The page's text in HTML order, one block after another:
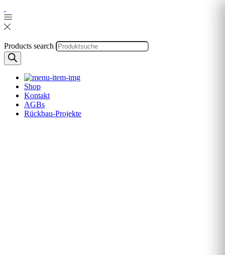
Products search
Shop
Kontakt
AGBs
Rückbau-Projekte